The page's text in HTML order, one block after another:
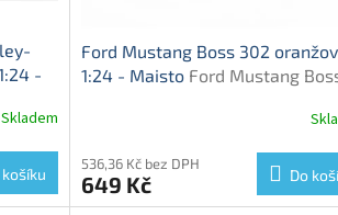
-
Train
Skladem
košíku
Ford Mustang Boss 302
1:24 - Maisto Ford Mustang
536,36 Kč bez DPH
649 Kč Do